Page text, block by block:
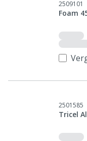
2509101
Foam
2501585
Tricel